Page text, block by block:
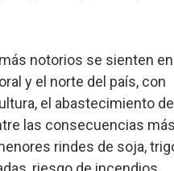
notorios se sienten en
y el norte del país, con
el abastecimiento de
las consecuencias
rindes de soja,